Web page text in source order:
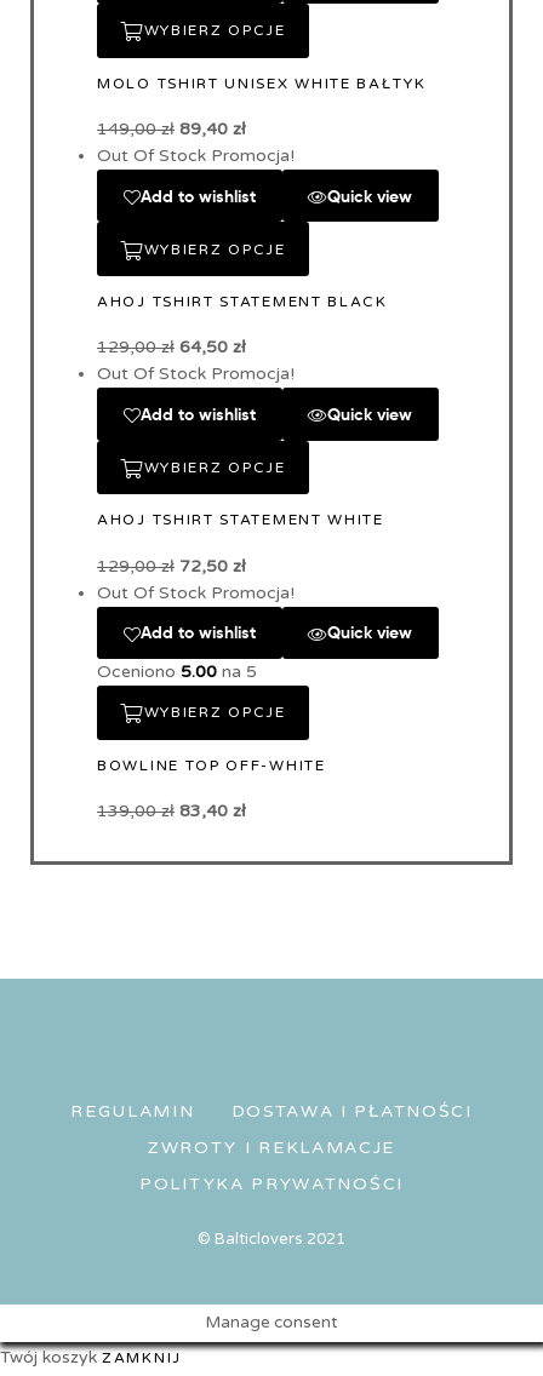
WYBIERZ OPCJE
MOLO TSHIRT UNISEX WHITE BAŁTYK
149,00zł 89,40 zł
Out Of Stock Promocja!
Add to wishlist Quick view
WYBIERZ OPCJE
AHOJ TSHIRT STATEMENT BLACK
129,00zł 64,50 zł
Out Of Stock Promocja!
Add to wishlist Quick view
WYBIERZ OPCJE
AHOJ TSHIRT STATEMENT WHITE
129,00zł 72,50 zł
Out Of Stock Promocja!
Add to wishlist Quick view
Oceniono 5.00 na 5
WYBIERZ OPCJE
BOWLINE TOP OFF-WHITE
139,00zł 83,40 zł
REGULAMIN
DOSTAWA I PŁATNOŚCI
ZWROTY I REKLAMACJE
POLITYKA PRYWATNOŚCI
© Balticlovers 2021
Manage consent
Twój koszyk ZAMKNIJ